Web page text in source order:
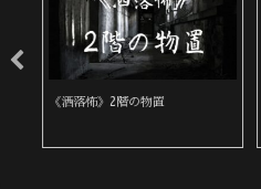
《洒落怖》2階の物置